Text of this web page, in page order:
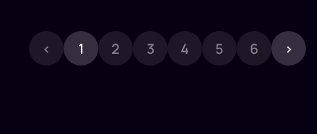
‹ 1 2 3 4 5 6 ›